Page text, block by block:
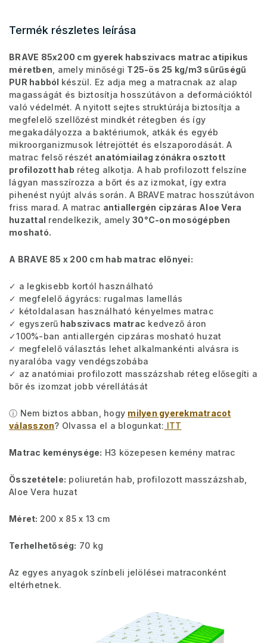
Termék részletes leírása
BRAVE 85x200 cm gyerek habszivacs matrac atipikus
méretben , amely minőségi T25-ös 25 kg/m3 sűrűségű
PUR habból készül. Ez adja meg a matracnak az alap
magasságát és biztosítja hosszútávon a deformációktól
való védelmét. A nyitott sejtes struktúrája biztosítja a
megfelelő szellőzést mindkét rétegben és így
megakadályozza a baktériumok, atkák és egyéb
mikroorganizmusok létrejöttét és elszaporodását. A
matrac felső részét anatómiailag zónákra osztott
profilozott hab réteg alkotja. A hab profilozott felszíne
lágyan masszírozza a bőrt és az izmokat, így extra
pihenést nyújt alvás során. A BRAVE matrac hosszútávon
friss marad. A matrac antiallergén cipzáras Aloe Vera
huzattal rendelkezik, amely 30°C-on mosógépben
mosható.
A BRAVE 85 x 200 cm hab matrac előnyei:
✓ a legkisebb kortól használható
✓ megfelelő ágyrács: rugalmas lamellás
✓ kétoldalasan használható kényelmes matrac
✓ egyszerű habszivacs matrac kedvező áron
✓100%-ban antiallergén cipzáras mosható huzat
✓ megfelelő választás lehet alkalmankénti alvásra is
nyaralóba vagy vendégszobába
✓ az anatómiai profilozott masszázshab réteg elősegíti a
bőr és izomzat jobb vérellátását
ⓘ Nem biztos abban, hogy milyen gyerekmatracot
válasszon? Olvassa el a blogunkat: ITT
Matrac keménysége: H3 közepesen kemény matrac
Összetétele: poliuretán hab, profilozott masszázshab,
Aloe Vera huzat
Méret: 200 x 85 x 13 cm
Terhelhetőség: 70 kg
Az egyes anyagok színbeli jelölései matraconként
eltérhetnek.